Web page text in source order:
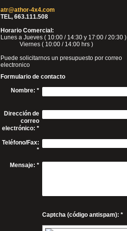
atr@athor-4x4.com
TEL, 663.111.508
Horario Comercial:
Lunes a Jueves ( 10:00 / 14:30 y 17:00 / 20:30 )
Viernes ( 10:00 / 14:00 hrs )
Puede solicitarnos un presupuesto por correo
electronico
Formulario de contacto
Nombre: *
Dirección de
correo
electrónico: *
Teléfono/Fax:
*
Mensaje: *
Captcha (código antispam): *